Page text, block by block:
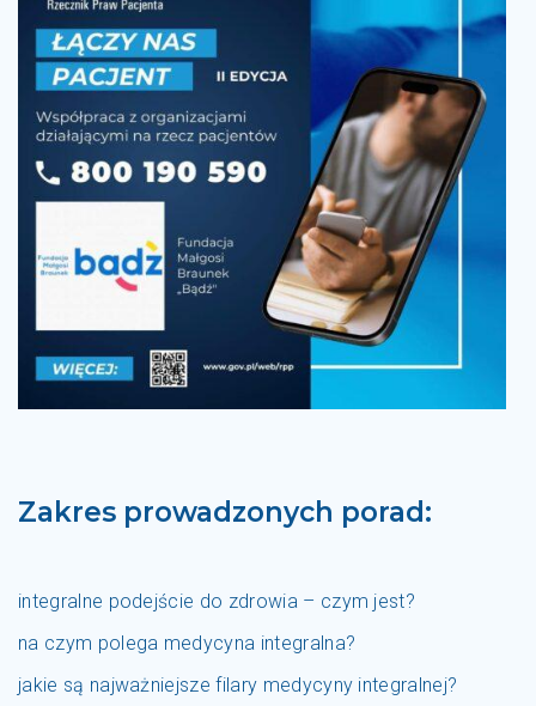
Zakres prowadzonych porad:
integralne podejście do zdrowia – czym jest?
na czym polega medycyna integralna?
jakie są najważniejsze filary medycyny integralnej?